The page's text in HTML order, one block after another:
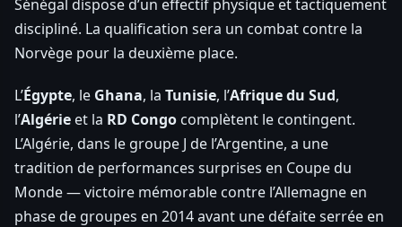
Sénégal dispose d’un effectif physique et tactiquement
discipliné. La qualification sera un combat contre la
Norvège pour la deuxième place.
L’Égypte, le Ghana, la Tunisie, l’Afrique du Sud,
l’Algérie et la RD Congo complètent le contingent.
L’Algérie, dans le groupe J de l’Argentine, a une
tradition de performances surprises en Coupe du
Monde — victoire mémorable contre l’Allemagne en
phase de groupes en 2014 avant une défaite serrée en